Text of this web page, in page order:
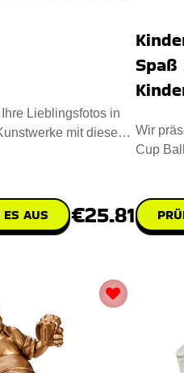
Lieblingsfotos in
mit diesen
ES AUS €25.81
Wir
Cup